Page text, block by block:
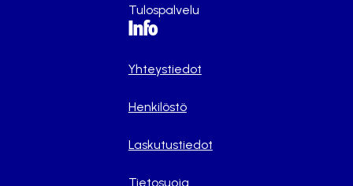
Tulospalvelu
Info
Yhteystiedot
Henkilöstö
Laskutustiedot
Tietosuoja